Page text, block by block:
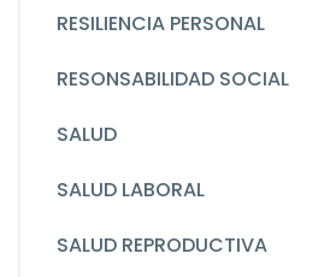
RESILIENCIA PERSONAL
RESONSABILIDAD SOCIAL
SALUD
SALUD LABORAL
SALUD REPRODUCTIVA